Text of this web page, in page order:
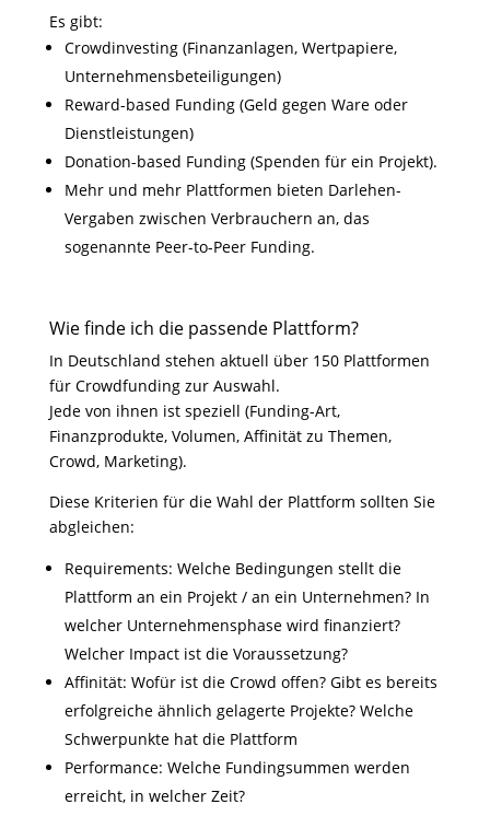
Es gibt:
Crowdinvesting (Finanzanlagen, Wertpapiere,
Unternehmensbeteiligungen)
Reward-based Funding (Geld gegen Ware oder
Dienstleistungen)
Donation-based Funding (Spenden für ein Projekt).
Mehr und mehr Plattformen bieten Darlehen-
Vergaben zwischen Verbrauchern an, das
sogenannte Peer-to-Peer Funding.
Wie finde ich die passende Plattform?
In Deutschland stehen aktuell über 150 Plattformen
für Crowdfunding zur Auswahl.
Jede von ihnen ist speziell (Funding-Art,
Finanzprodukte, Volumen, Affinität zu Themen,
Crowd, Marketing).
Diese Kriterien für die Wahl der Plattform sollten Sie
abgleichen:
Requirements: Welche Bedingungen stellt die
Plattform an ein Projekt / an ein Unternehmen? In
welcher Unternehmensphase wird finanziert?
Welcher Impact ist die Voraussetzung?
Affinität: Wofür ist die Crowd offen? Gibt es bereits
erfolgreiche ähnlich gelagerte Projekte? Welche
Schwerpunkte hat die Plattform
Performance: Welche Fundingsummen werden
erreicht, in welcher Zeit?